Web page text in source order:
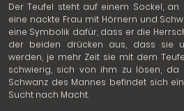
Der Teufel steht auf einem Sockel,
eine nackte Frau mit Hörnern und
eine Symbolik dafür, dass er die
der beiden drücken aus, dass sie
werden, je mehr Zeit sie mit dem
schwierig, sich von ihm zu lösen, da
Schwanz des Mannes befindet sich
Sucht nach Macht.